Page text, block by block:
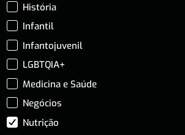
História
Infantil
Infantojuvenil
LGBTQIA+
Medicina e Saúde
Negócios
Nutrição